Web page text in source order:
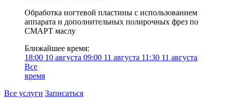
Обработка ногтевой пластины с использованием
аппарата и дополнительных полирочных фрез по
СМАРТ маслу
Ближайшее время:
18:00 10 августа 09:00 11 августа 11:30 11 августа
Все
время
Все услуги Записаться